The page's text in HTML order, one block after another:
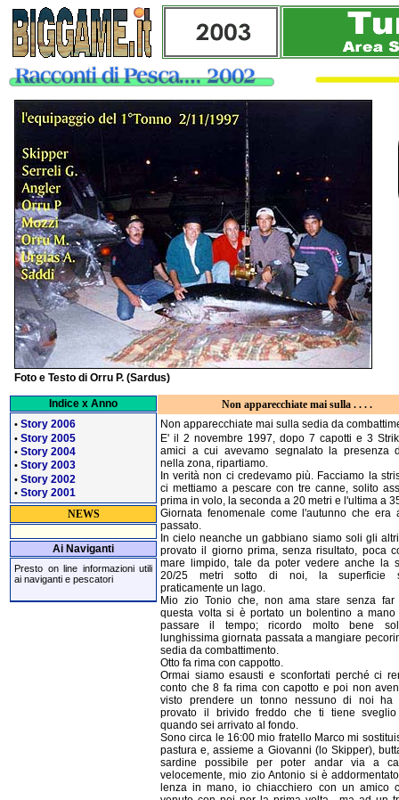
Indice x Anno
• Story 2006
• Story 2005
• Story 2004
• Story 2003
• Story 2002
• Story 2001
NEWS
Ai Naviganti
Presto on line informazioni utili
ai naviganti e pescatori
Non apparecchiate mai sulla . . . .
Non apparecchiate mai sulla sedia da
E' il 2 novembre 1997, dopo 7 capotti e 3
amici a cui avevamo segnalato la presenza
nella zona, ripartiamo.
In verità non ci credevamo più. Facciamo la
ci mettiamo a pescare con tre canne, solito
prima in volo, la seconda a 20 metri e l'ultima a
Giornata fenomenale come l'autunno che era
passato.
In cielo neanche un gabbiano siamo soli gli
provato il giorno prima, senza risultato, poca
mare limpido, tale da poter vedere anche la
20/25 metri sotto di noi, la superficie
praticamente un lago.
Mio zio Tonio che, non ama stare senza far
questa volta si è portato un bolentino a mano
passare il tempo; ricordo molto bene
lunghissima giornata passata a mangiare
sedia da combattimento.
Otto fa rima con cappotto.
Ormai siamo esausti e sconfortati perché ci
conto che 8 fa rima con capotto e poi non
visto prendere un tonno nessuno di noi ha
provato il brivido freddo che ti tiene sveglio
quando sei arrivato al fondo.
Sono circa le 16:00 mio fratello Marco mi
pastura e, assieme a Giovanni (lo Skipper),
sardine possibile per poter andar via a
velocemente, mio zio Antonio si è
lenza in mano, io chiacchiero con un amico
Foto e Testo di Orru P. (Sardus)